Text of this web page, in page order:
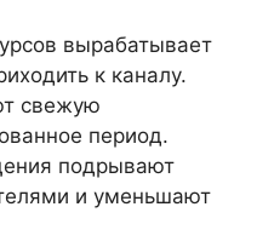
вырабатывает
к каналу.
свежую
период.
подрывают
и уменьшают